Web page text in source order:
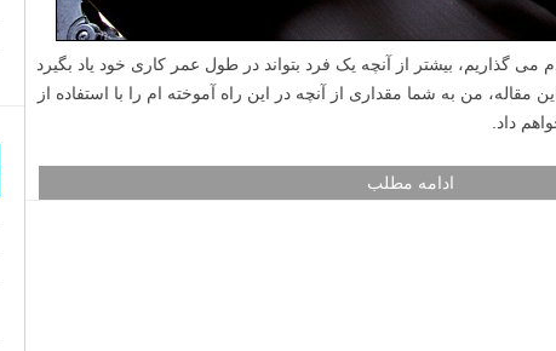
گذاریم، بیشتر از آنچه یک فرد بتواند در طول عمر کاری خود یاد بگیرد
مقاله، من به شما مقداری از آنچه در این راه آموخته ام را با استفاده از
داد.
ادامه مطلب